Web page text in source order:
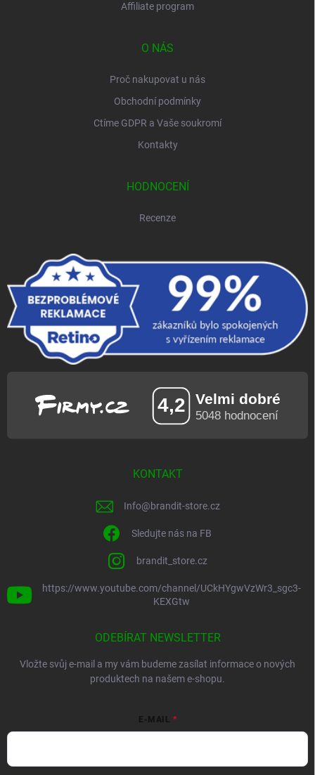
Affiliate program
O NÁS
Proč nakupovat u nás
Obchodní podmínky
Ctíme GDPR a Vaše soukromí
Kontakty
HODNOCENÍ
Recenze
KONTAKT
Info@brandit-store.cz
Sledujte nás na FB
brandit_store.cz
https://www.youtube.com/channel/UCkHYgwVzWr3_sgc3-
KEXGtw
ODEBÍRAT NEWSLETTER
Vložte svůj e-mail a my vám budeme zasílat informace o nových
produktech na našem e-shopu.
E-MAIL